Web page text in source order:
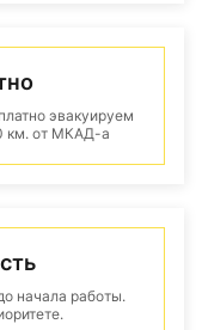
эвакуируем
км. от МКАД-а
начала работы.